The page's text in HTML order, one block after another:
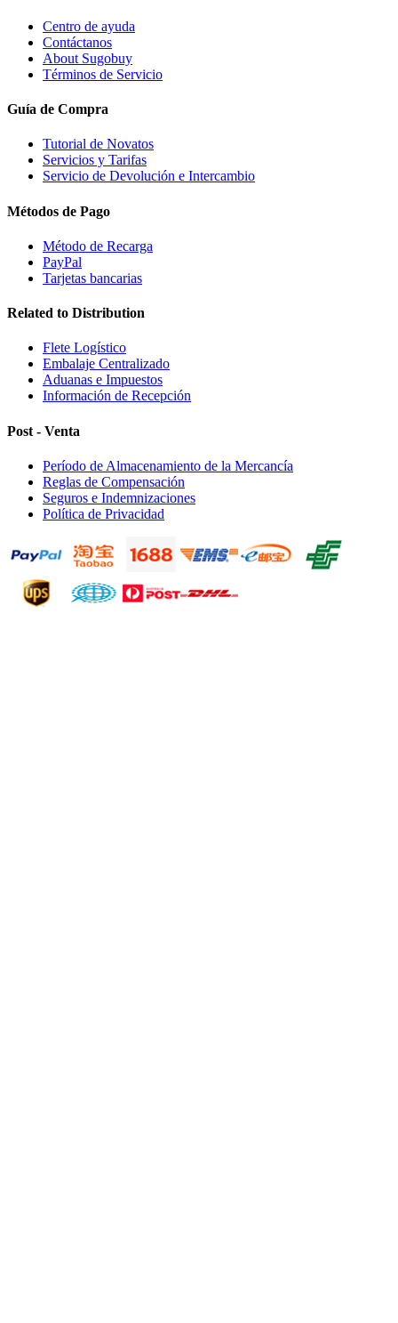
Centro de ayuda
Contáctanos
About Sugobuy
Términos de Servicio
Guía de Compra
Tutorial de Novatos
Servicios y Tarifas
Servicio de Devolución e Intercambio
Métodos de Pago
Método de Recarga
PayPal
Tarjetas bancarias
Related to Distribution
Flete Logístico
Embalaje Centralizado
Aduanas e Impuestos
Información de Recepción
Post - Venta
Período de Almacenamiento de la Mercancía
Reglas de Compensación
Seguros e Indemnizaciones
Política de Privacidad